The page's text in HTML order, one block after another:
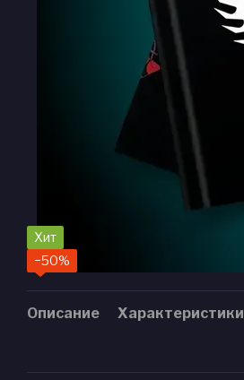
Хит
−50%
Описание Характеристики